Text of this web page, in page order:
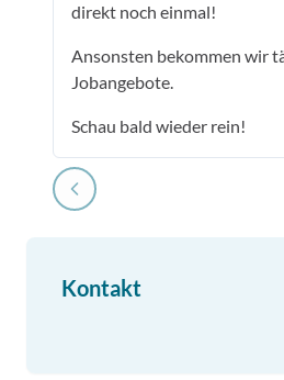
direkt noch einmal!
Ansonsten bekommen wir
Jobangebote.
Schau bald wieder rein!
Kontakt